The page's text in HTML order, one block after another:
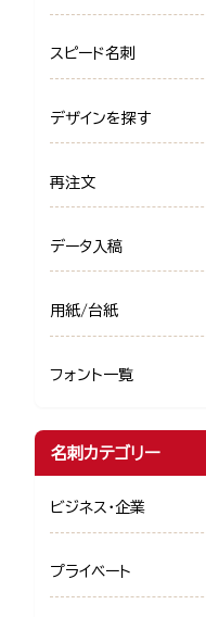
スピード名刺
デザインを探す
再注文
データ入稿
用紙/台紙
フォント一覧
名刺カテゴリー
ビジネス・企業
プライベート